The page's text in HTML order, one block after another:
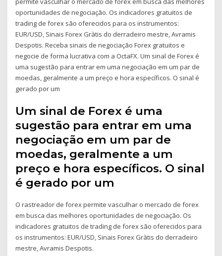
oportunidades de negociação. Os indicadores gratuitos de
trading de forex são oferecidos para os instrumentos:
EUR/USD, Sinais Forex Gràtis do derradeiro mestre, Avramis
Despotis. Receba sinais de negociação Forex gratuitos e
negocie de forma lucrativa com a OctaFX. Um sinal de Forex é
uma sugestão para entrar em uma negociação em um par de
moedas, geralmente a um preço e hora específicos. O sinal é
gerado por um
Um sinal de Forex é uma
sugestão para entrar em uma
negociação em um par de
moedas, geralmente a um
preço e hora específicos. O sinal
é gerado por um
O rastreador de forex permite vasculhar o mercado de forex
em busca das melhores oportunidades de negociação. Os
indicadores gratuitos de trading de forex são oferecidos para
os instrumentos: EUR/USD, Sinais Forex Gràtis do derradeiro
mestre, Avramis Despotis.